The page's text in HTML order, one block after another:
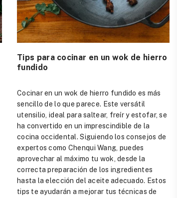
Tips para cocinar en un wok de hierro
fundido
Cocinar en un wok de hierro fundido es más
sencillo de lo que parece. Este versátil
utensilio, ideal para saltear, freír y estofar, se
ha convertido en un imprescindible de la
cocina occidental. Siguiendo los consejos de
expertos como Chenqui Wang, puedes
aprovechar al máximo tu wok, desde la
correcta preparación de los ingredientes
hasta la elección del aceite adecuado. Estos
tips te ayudarán a mejorar tus técnicas de